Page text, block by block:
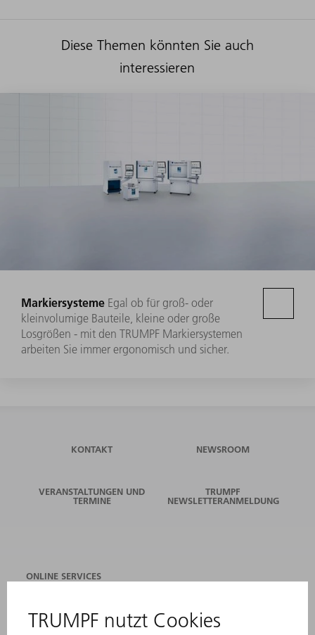
Diese Themen könnten Sie auch
interessieren
Markiersysteme Egal ob für groß- oder
kleinvolumige Bauteile, kleine oder große
Losgrößen - mit den TRUMPF Markiersystemen
arbeiten Sie immer ergonomisch und sicher.
KONTAKT NEWSROOM
VERANSTALTUNGEN UND
TERMINE
TRUMPF
NEWSLETTERANMELDUNG
ONLINE SERVICES
STANDORTE